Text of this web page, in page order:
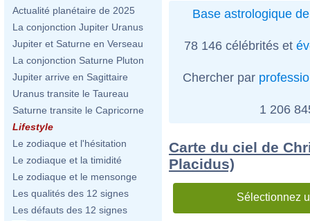
Actualité planétaire de 2025
La conjonction Jupiter Uranus
Jupiter et Saturne en Verseau
La conjonction Saturne Pluton
Jupiter arrive en Sagittaire
Uranus transite le Taureau
Saturne transite le Capricorne
Lifestyle
Le zodiaque et l'hésitation
Le zodiaque et la timidité
Le zodiaque et le mensonge
Les qualités des 12 signes
Les défauts des 12 signes
Base astrologique
78 146 célébrités et
Chercher par
1 206
Carte du ciel de
Placidus)
Sélectionnez